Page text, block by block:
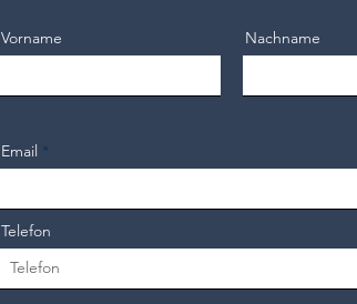
Vorname Nachname
Email
Telefon